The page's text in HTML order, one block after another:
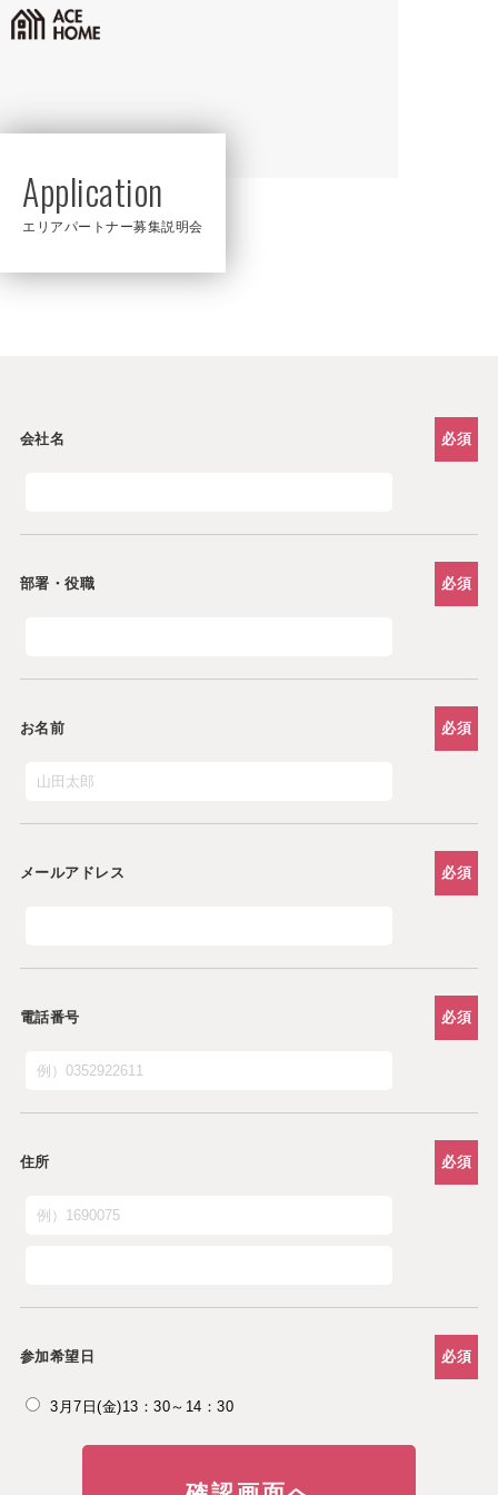
Application
エリアパートナー募集説明会
会社名 必須
部署・役職 必須
お名前 必須
メールアドレス 必須
電話番号 必須
住所 必須
参加希望日 必須
3月7日(金)13：30～14：30